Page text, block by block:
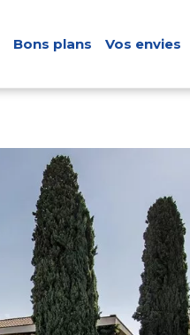
Bons plans Vos envies